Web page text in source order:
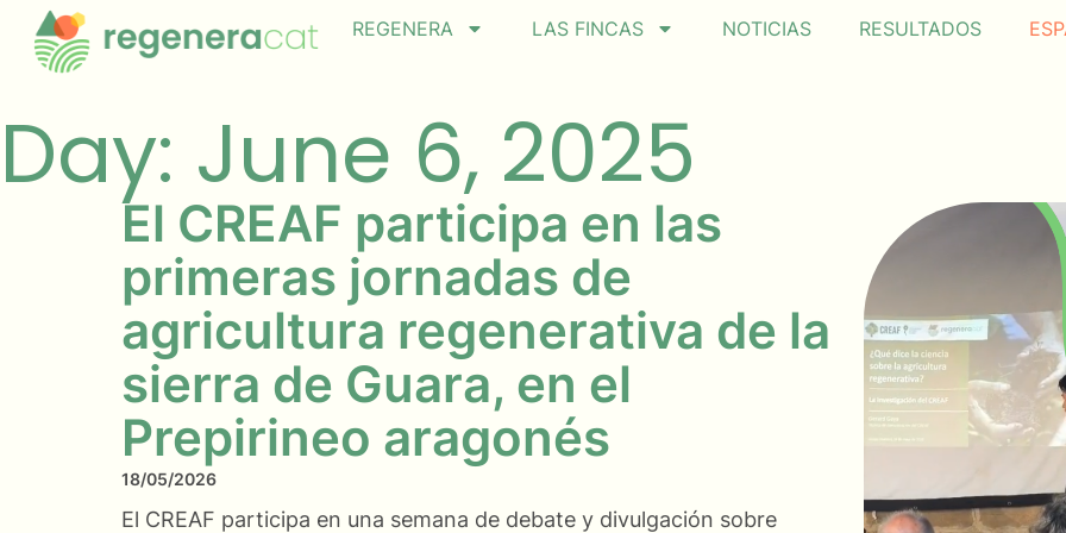
REGENERA LAS FINCAS NOTICIAS RESULTADOS
Day: June 6, 2025
El CREAF participa en las
primeras jornadas de
agricultura regenerativa de la
sierra de Guara, en el
Prepirineo aragonés
18/05/2026
El CREAF participa en una semana de debate y divulgación sobre